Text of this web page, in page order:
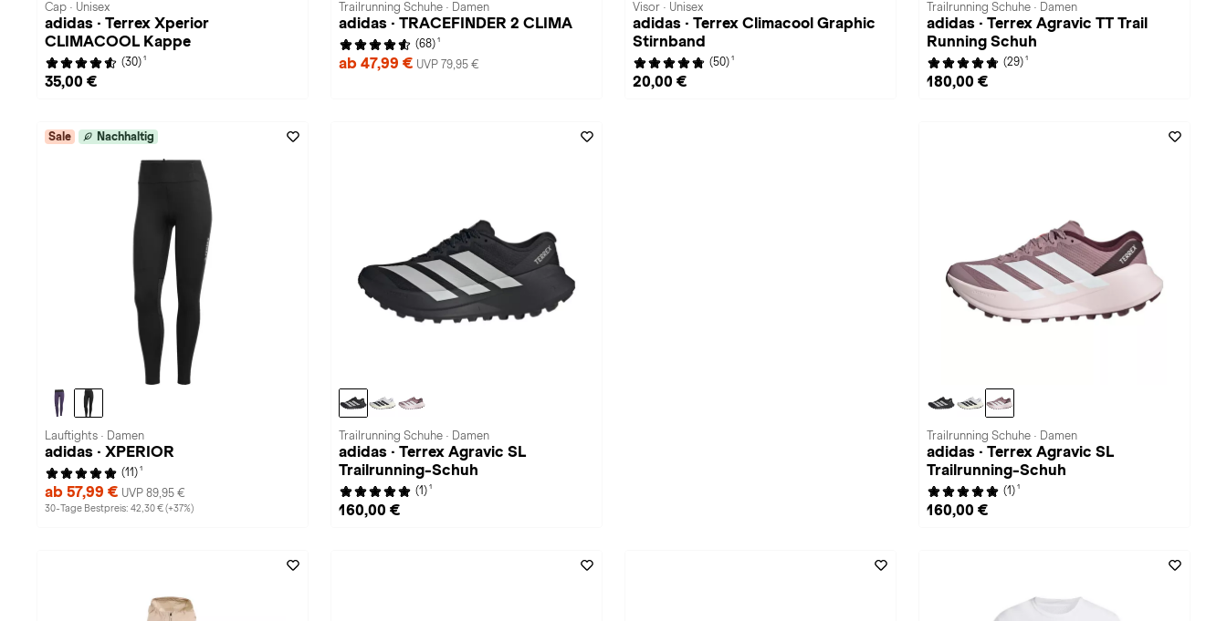
Cap · Unisex
adidas · Terrex Xperior
CLIMACOOL Kappe
(30) 1
35,00 €
Trailrunning Schuhe · Damen
adidas · TRACEFINDER 2 CLIMA
(68) 1
ab 47,99 € UVP 79,95 €
Visor · Unisex
adidas · Terrex Climacool Graphic
Stirnband
(50) 1
20,00 €
Trailrunning Schuhe · Damen
adidas · Terrex Agravic TT Trail
Running Schuh
(29) 1
180,00 €
Sale Nachhaltig
Lauftights · Damen
adidas · XPERIOR
(11) 1
ab 57,99 € UVP 89,95 €
30-Tage Bestpreis: 42,30 € (+37%)
Trailrunning Schuhe · Damen
adidas · Terrex Agravic SL
Trailrunning-Schuh
(1) 1
160,00 €
Trailrunning Schuhe · Damen
adidas · Terrex Agravic SL
Trailrunning-Schuh
(1) 1
160,00 €